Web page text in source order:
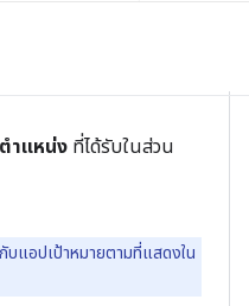
าแหน่ง ที่ได้รับในส่วน
บแอปเป้าหมายตามที่แสดงใน